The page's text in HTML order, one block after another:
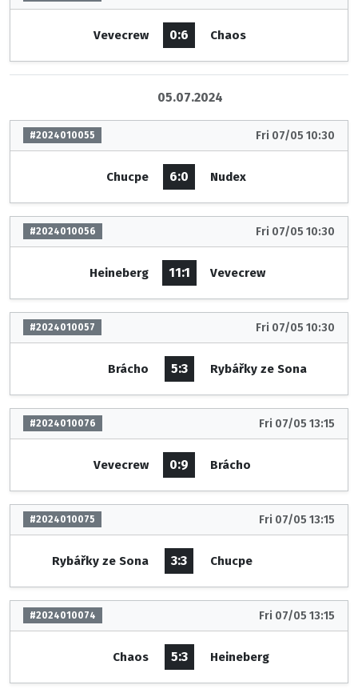
Vevecrew 0:6 Chaos
05.07.2024
#2024010055 Fri 07/05 10:30
Chucpe 6:0 Nudex
#2024010056 Fri 07/05 10:30
Heineberg 11:1 Vevecrew
#2024010057 Fri 07/05 10:30
Brácho 5:3 Rybářky ze Sona
#2024010076 Fri 07/05 13:15
Vevecrew 0:9 Brácho
#2024010075 Fri 07/05 13:15
Rybářky ze Sona 3:3 Chucpe
#2024010074 Fri 07/05 13:15
Chaos 5:3 Heineberg